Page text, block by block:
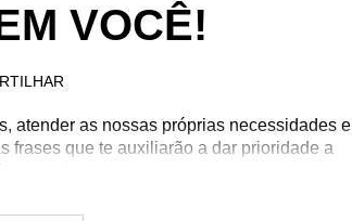
VOCÊ!
atender as nossas próprias necessidades e
frases que te auxiliarão a dar prioridade a